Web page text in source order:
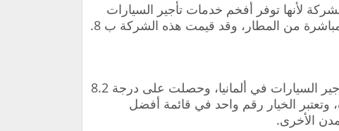
لأنها توفر أفخم خدمات تأجير السيارات
من المطار، وقد قيمت هذه الشركة ب 8.
وفقاً لمراجعات العملاء، فهي تعد أفضل شركة لتأجير السيارات في ألمانيا، وحصلت على درجة 8.2
وتعتبر الخيار رقم واحد في قائمة أفضل
الأخرى.